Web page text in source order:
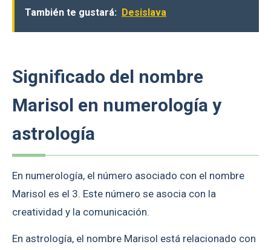
También te gustará: Desislava
Significado del nombre
Marisol en numerología y
astrología
En numerología, el número asociado con el nombre
Marisol es el 3. Este número se asocia con la
creatividad y la comunicación.
En astrología, el nombre Marisol está relacionado con